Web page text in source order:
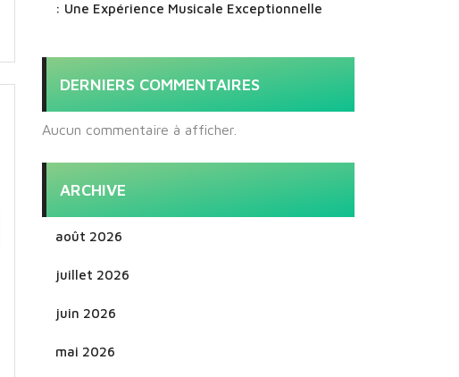
: Une Expérience Musicale Exceptionnelle
DERNIERS COMMENTAIRES
Aucun commentaire à afficher.
ARCHIVE
août 2026
juillet 2026
juin 2026
mai 2026